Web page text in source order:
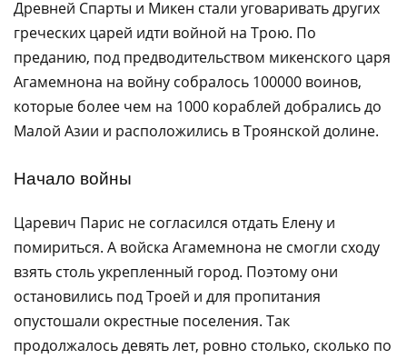
Древней Спарты и Микен стали уговаривать других
греческих царей идти войной на Трою. По
преданию, под предводительством микенского царя
Агамемнона на войну собралось 100000 воинов,
которые более чем на 1000 кораблей добрались до
Малой Азии и расположились в Троянской долине.
Начало войны
Царевич Парис не согласился отдать Елену и
помириться. А войска Агамемнона не смогли сходу
взять столь укрепленный город. Поэтому они
остановились под Троей и для пропитания
опустошали окрестные поселения. Так
продолжалось девять лет, ровно столько, сколько по